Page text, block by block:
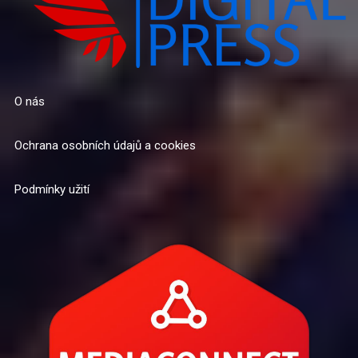
O nás
Ochrana osobních údajů a cookies
Podmínky užití